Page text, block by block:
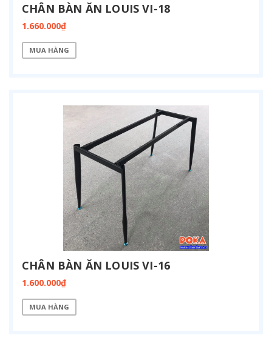
CHÂN BÀN ĂN LOUIS VI-18
1.660.000₫
MUA HÀNG
CHÂN BÀN ĂN LOUIS VI-16
1.600.000₫
MUA HÀNG